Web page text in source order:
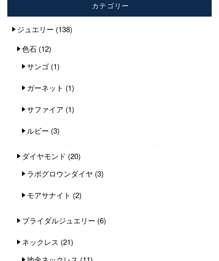
カテゴリー
ジュエリー (138)
色石 (12)
サンゴ (1)
ガーネット (1)
サファイア (1)
ルビー (3)
ダイヤモンド (20)
ラボグロウンダイヤ (3)
モアサナイト (2)
ブライダルジュエリー (6)
ネックレス (21)